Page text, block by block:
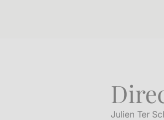
Julien Ter